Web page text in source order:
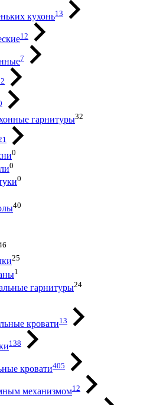
кухонь13
12
7
гарнитуры32
0
0
0
40
25
1
гарнитуры24
кровати13
138
кровати405
механизмом12